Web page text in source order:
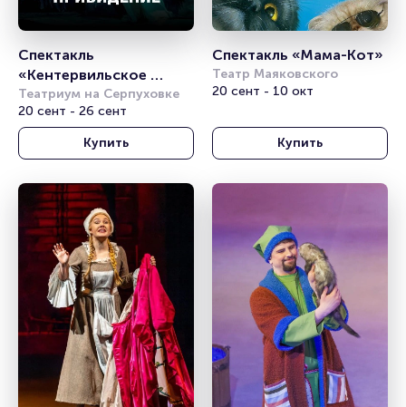
Спектакль
«Кентервильское
привидение»
Театриум на Серпуховке
20 сент - 26 сент
Купить
Театр Маяковского
20 сент - 10 окт
Купить